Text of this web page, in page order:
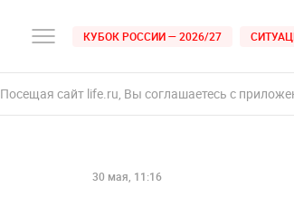
КУБОК РОССИИ — 2026/27
Посещая сайт life.ru, Вы соглашаетесь с
30 мая, 11:16